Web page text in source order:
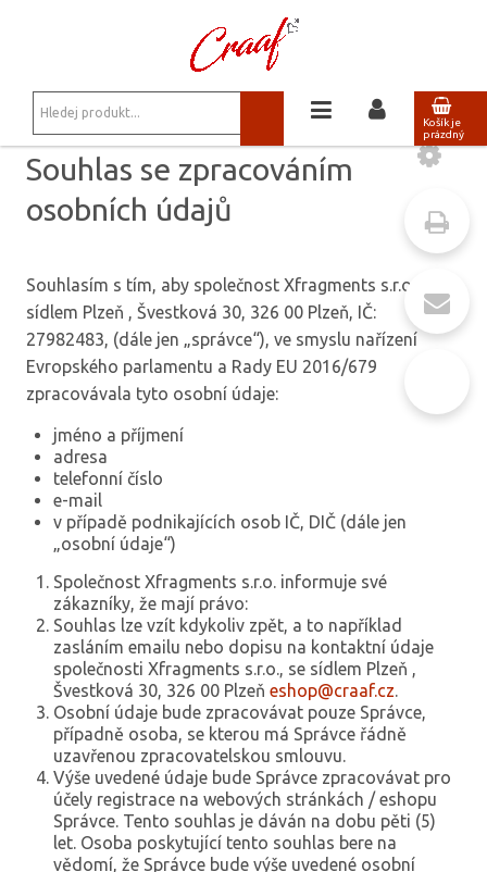
Košík je
prázdný
SOUHLAS SE ZPRACOVÁNÍM OSOBNÍCH ÚDAJŮ
Souhlas se zpracováním
osobních údajů
Souhlasím s tím, aby společnost Xfragments s.r.o., se
sídlem Plzeň , Švestková 30, 326 00 Plzeň, IČ:
27982483, (dále jen „správce“), ve smyslu nařízení
Evropského parlamentu a Rady EU 2016/679
zpracovávala tyto osobní údaje:
jméno a příjmení
adresa
telefonní číslo
e-mail
v případě podnikajících osob IČ, DIČ (dále jen
„osobní údaje“)
Společnost Xfragments s.r.o. informuje své
zákazníky, že mají právo:
Souhlas lze vzít kdykoliv zpět, a to například
zasláním emailu nebo dopisu na kontaktní údaje
společnosti Xfragments s.r.o., se sídlem Plzeň ,
Švestková 30, 326 00 Plzeň eshop@craaf.cz.
Osobní údaje bude zpracovávat pouze Správce,
případně osoba, se kterou má Správce řádně
uzavřenou zpracovatelskou smlouvu.
Výše uvedené údaje bude Správce zpracovávat pro
účely registrace na webových stránkách / eshopu
Správce. Tento souhlas je dáván na dobu pěti (5)
let. Osoba poskytující tento souhlas bere na
vědomí, že Správce bude výše uvedené osobní